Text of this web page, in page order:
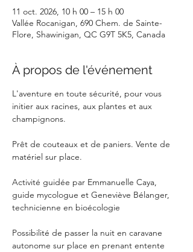
11 oct. 2026, 10 h 00 – 15 h 00
Vallée Rocanigan, 690 Chem. de Sainte-
Flore, Shawinigan, QC G9T 5K5, Canada
À propos de l'événement
L'aventure en toute sécurité, pour vous
initier aux racines, aux plantes et aux
champignons.
Prêt de couteaux et de paniers. Vente de
matériel sur place.
Activité guidée par Emmanuelle Caya,
guide mycologue et Geneviève Bélanger,
technicienne en bioécologie
Possibilité de passer la nuit en caravane
autonome sur place en prenant entente